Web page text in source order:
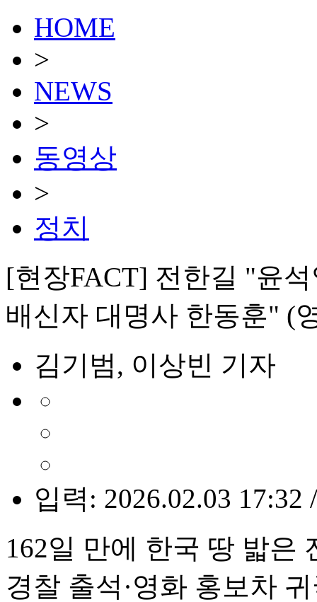
HOME
>
NEWS
>
동영상
>
정치
[현장FACT] 전한길 "윤
배신자 대명사 한동훈" (
김기범, 이상빈 기자
입력: 2026.02.03 17:32
162일 만에 한국 땅 밟은
경찰 출석·영화 홍보차